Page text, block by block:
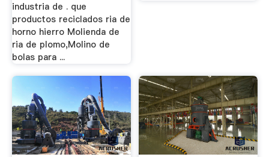
industria de . que
productos reciclados ria de
horno hierro Molienda de
ria de plomo,Molino de
bolas para ...